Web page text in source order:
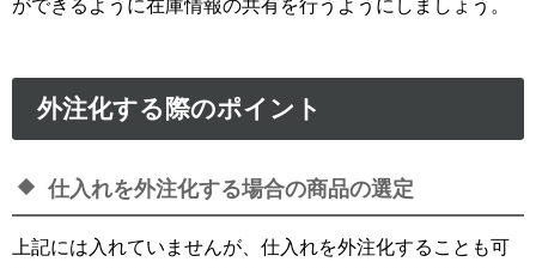
ができるように在庫情報の共有を行うようにしましょう。
外注化する際のポイント
仕入れを外注化する場合の商品の選定
上記には入れていませんが、仕入れを外注化することも可